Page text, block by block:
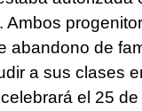
Ambos
abandono de
a sus clases
el 25